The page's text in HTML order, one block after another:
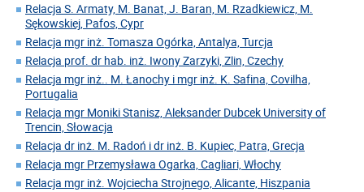
Relacja S. Armaty, M. Banat, J. Baran, M. Rzadkiewicz, M.
Sękowskiej, Pafos, Cypr
Relacja mgr inż. Tomasza Ogórka, Antalya, Turcja
Relacja prof. dr hab. inż. Iwony Zarzyki, Zlin, Czechy
Relacja mgr inż.. M. Łanochy i mgr inż. K. Safina, Covilha,
Portugalia
Relacja mgr Moniki Stanisz, Aleksander Dubcek University of
Trencin, Słowacja
Relacja dr inż. M. Radoń i dr inż. B. Kupiec, Patra, Grecja
Relacja mgr Przemysława Ogarka, Cagliari, Włochy
Relacja mgr inż. Wojciecha Strojnego, Alicante, Hiszpania